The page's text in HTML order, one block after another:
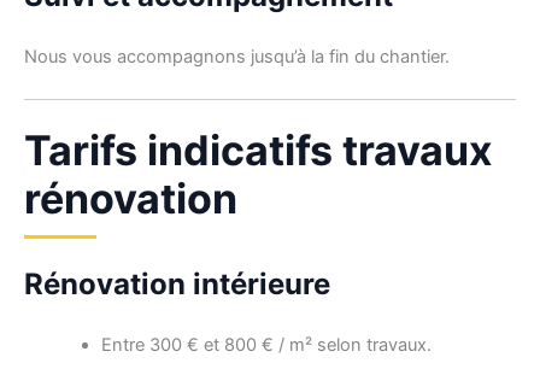
Nous vous accompagnons jusqu’à la fin du chantier.
Tarifs indicatifs travaux
rénovation
Rénovation intérieure
Entre 300 € et 800 € / m² selon travaux.